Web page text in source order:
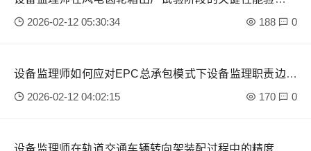
点 2026-02-12 05:30:34 188 0
设备监理师如何应对EPC总承包模式下设备监理职责边界
模糊问题？
2026-02-12 04:02:15 170 0
设备监理师在轨道交通车辆转向架装配过程中的精度控制